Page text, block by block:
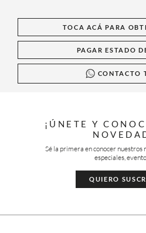
TOCA ACÁ PARA
PAGAR ESTADO
CONTACTO
¡ÚNETE Y
Sé la primera en conocer nuestros
especiales,
QUIERO